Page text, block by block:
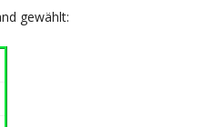
gewählt: